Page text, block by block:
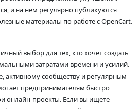
и на нем регулярно публикуются
материалы по работе с OpenCart.
выбор для тех, кто хочет создать
затратами времени и усилий.
активному сообществу и регулярным
предпринимателям быстро
онлайн-проекты. Если вы ищете